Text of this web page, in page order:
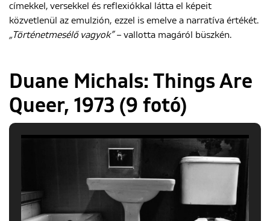
címekkel, versekkel és reflexiókkal látta el képeit
közvetlenül az emulzión, ezzel is emelve a narratíva értékét.
„Történetmesélő vagyok”– vallotta magáról büszkén.
Duane Michals: Things Are
Queer, 1973 (9 fotó)